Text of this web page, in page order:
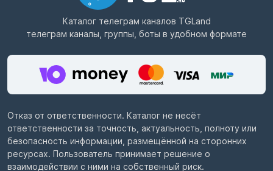
Каталог телеграм каналов TGLand
телеграм каналы, группы, боты в удобном формате
Отказ от ответственности. Каталог не несёт
ответственности за точность, актуальность, полноту или
безопасность информации, размещённой на сторонних
ресурсах. Пользователь принимает решение о
взаимодействии с ними на собственный риск.